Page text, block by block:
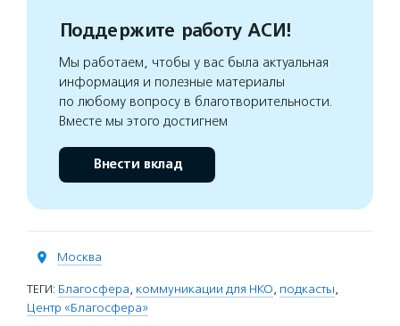
Поддержите работу АСИ!
Мы работаем, чтобы у вас была актуальная
информация и полезные материалы
по любому вопросу в благотворительности.
Вместе мы этого достигнем
Внести вклад
Москва
ТЕГИ: Благосфера, коммуникации для НКО, подкасты,
Центр «Благосфера»